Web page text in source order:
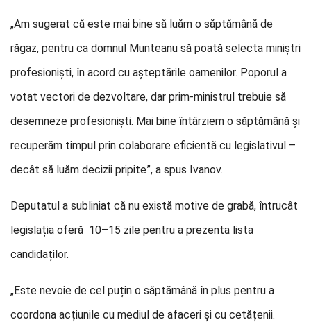
„Am sugerat că este mai bine să luăm o săptămână de
răgaz, pentru ca domnul Munteanu să poată selecta miniștri
profesioniști, în acord cu așteptările oamenilor. Poporul a
votat vectori de dezvoltare, dar prim-ministrul trebuie să
desemneze profesioniști. Mai bine întârziem o săptămână și
recuperăm timpul prin colaborare eficientă cu legislativul –
decât să luăm decizii pripite”, a spus Ivanov.
Deputatul a subliniat că nu există motive de grabă, întrucât
legislația oferă 10–15 zile pentru a prezenta lista
candidaților.
„Este nevoie de cel puțin o săptămână în plus pentru a
coordona acțiunile cu mediul de afaceri și cu cetățenii.